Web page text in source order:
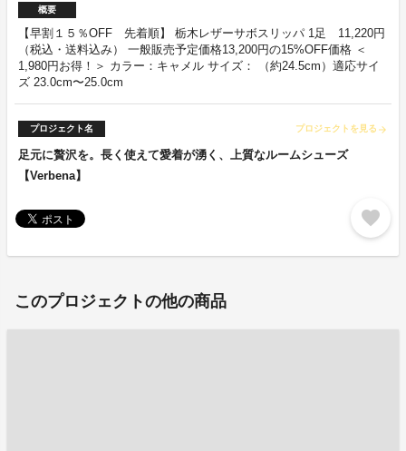
概要
【早割１５％OFF 先着順】 栃木レザーサボスリッパ 1足 11,220円
（税込・送料込み） 一般販売予定価格13,200円の15%OFF価格 ＜
1,980円お得！＞ カラー：キャメル サイズ： （約24.5cm）適応サイ
ズ 23.0cm〜25.0cm
プロジェクト名 プロジェクトを見る arrow_forward
足元に贅沢を。長く使えて愛着が湧く、上質なルームシューズ
【Verbena】
favorite
このプロジェクトの他の商品